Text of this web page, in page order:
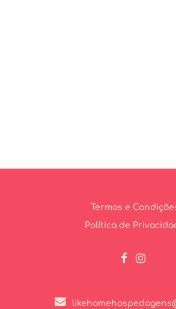
Termos e
Política de